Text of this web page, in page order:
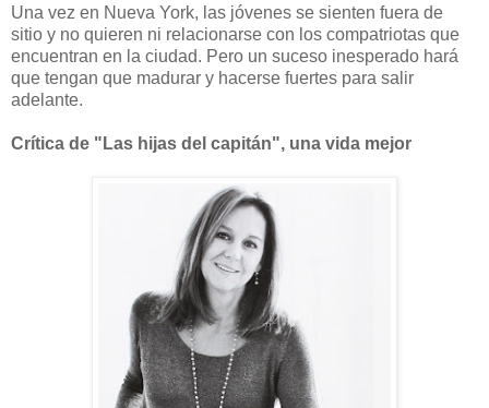
Una vez en Nueva York, las jóvenes se sienten fuera de
sitio y no quieren ni relacionarse con los compatriotas que
encuentran en la ciudad. Pero un suceso inesperado hará
que tengan que madurar y hacerse fuertes para salir
adelante.
Crítica de "Las hijas del capitán", una vida mejor